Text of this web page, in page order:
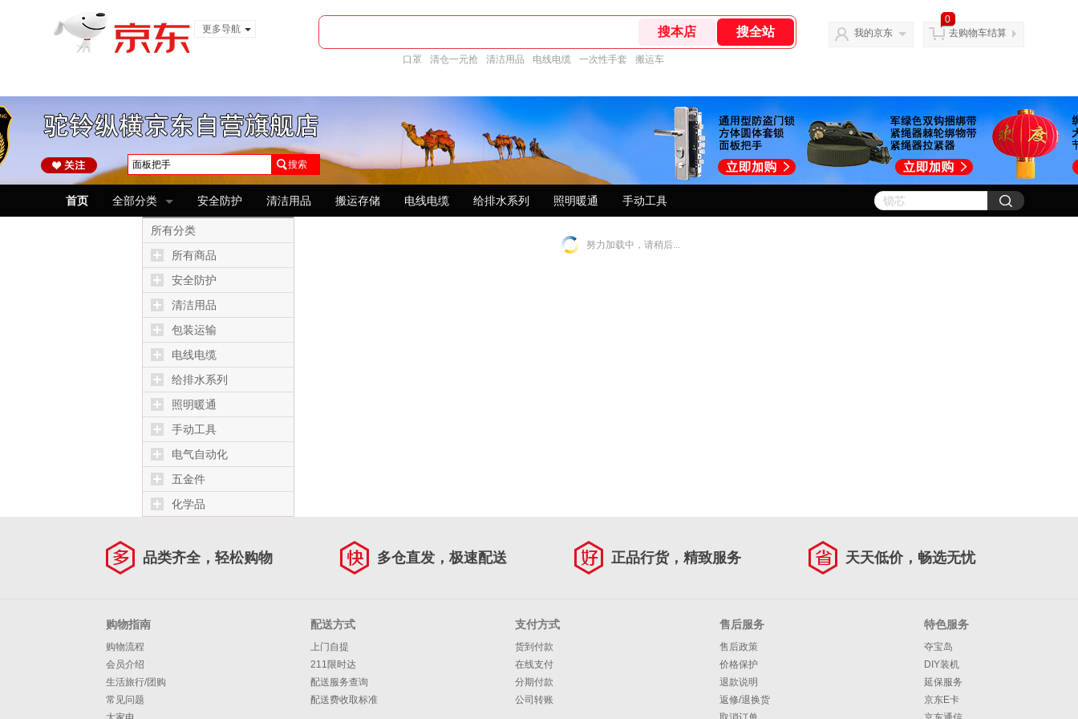
更多导航
口罩 清仓一元抢 清洁用品 电线电缆 一次性手套 搬运车
我的京东
0
去购物车结算
搜索
首页 全部分类 安全防护 清洁用品 搬运存储 电线电缆 给排水系列 照明暖通 手动工具
所有分类
所有商品
安全防护
清洁用品
包装运输
电线电缆
给排水系列
照明暖通
手动工具
电气自动化
五金件
化学品
努力加载中，请稍后...
品类齐全，轻松购物 多仓直发，极速配送 正品行货，精致服务 天天低价，畅选无忧
购物指南
购物流程
会员介绍
生活旅行/团购
常见问题
配送方式
上门自提
211限时达
配送服务查询
配送费收取标准
支付方式
货到付款
在线支付
分期付款
公司转账
售后服务
售后政策
价格保护
退款说明
返修/退换货
特色服务
夺宝岛
DIY装机
延保服务
京东E卡